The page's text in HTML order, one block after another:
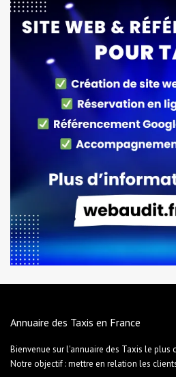
Annuaire des Taxis en France
Bienvenue sur l'annuaire des Taxis le plus
Notre objectif : mettre en relation les